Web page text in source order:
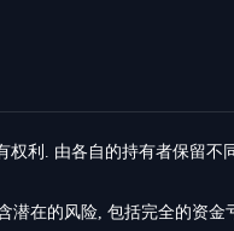
权利. 由各自的持有者保留不
潜在的风险, 包括完全的资